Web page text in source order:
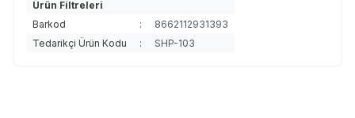
Ürün Filtreleri
Barkod
:
8662112931393
Tedarikçi Ürün Kodu
: SHP-103